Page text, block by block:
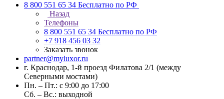
8 800 551 65 34 Бесплатно по РФ
Назад
Телефоны
8 800 551 65 34 Бесплатно по РФ
+7 918 456 03 32
Заказать звонок
partner@myluxor.ru
г. Краснодар, 1-й проезд Филатова 2/1 (между
Cеверными мостами)
Пн. – Пт.: с 9:00 до 17:00
Сб. – Вс.: выходной